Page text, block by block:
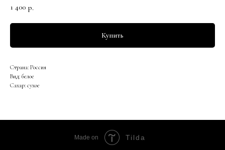
1 400 р.
Купить
Страна: Россия
Вид: белое
Сахар: сухое
Made on Tilda